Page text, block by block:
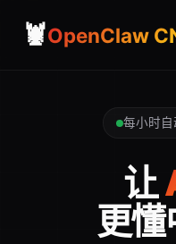
🦞OpenClaw
每小时自
让
更懂